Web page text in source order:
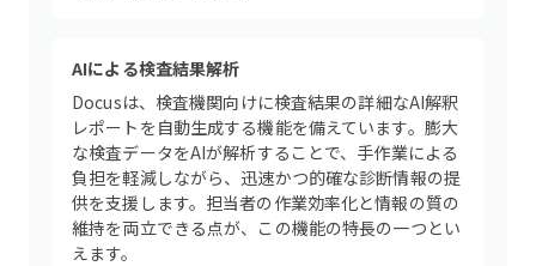
AIによる検査結果解析
Docusは、検査機関向けに検査結果の詳細なAI解釈
レポートを自動生成する機能を備えています。膨大
な検査データをAIが解析することで、手作業による
負担を軽減しながら、迅速かつ的確な診断情報の提
供を支援します。担当者の作業効率化と情報の質の
維持を両立できる点が、この機能の特長の一つとい
えます。